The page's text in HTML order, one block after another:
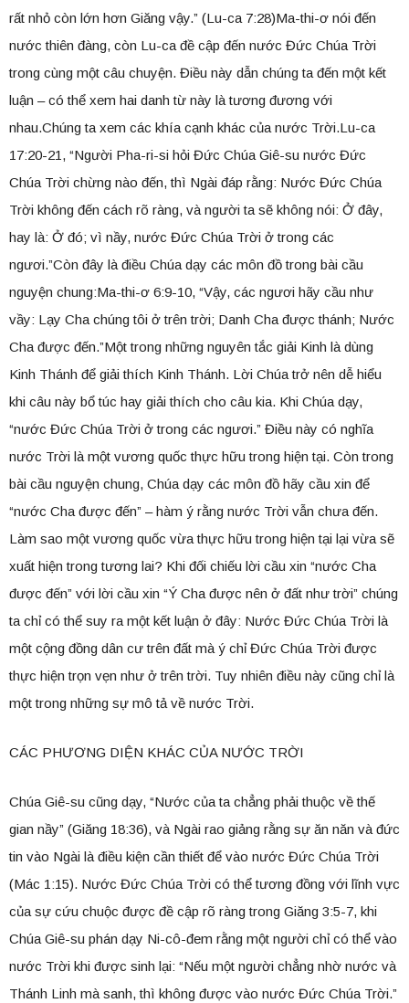
rất nhỏ còn lớn hơn Giăng vậy.” (Lu-ca 7:28)Ma-thi-ơ nói đến
nước thiên đàng, còn Lu-ca đề cập đến nước Đức Chúa Trời
trong cùng một câu chuyện. Điều này dẫn chúng ta đến một kết
luận – có thể xem hai danh từ này là tương đương với
nhau.Chúng ta xem các khía cạnh khác của nước Trời.Lu-ca
17:20-21, “Người Pha-ri-si hỏi Đức Chúa Giê-su nước Đức
Chúa Trời chừng nào đến, thì Ngài đáp rằng: Nước Đức Chúa
Trời không đến cách rõ ràng, và người ta sẽ không nói: Ở đây,
hay là: Ở đó; vì nầy, nước Đức Chúa Trời ở trong các
ngươi.”Còn đây là điều Chúa dạy các môn đồ trong bài cầu
nguyện chung:Ma-thi-ơ 6:9-10, “Vậy, các ngươi hãy cầu như
vầy: Lạy Cha chúng tôi ở trên trời; Danh Cha được thánh; Nước
Cha được đến.”Một trong những nguyên tắc giải Kinh là dùng
Kinh Thánh để giải thích Kinh Thánh. Lời Chúa trở nên dễ hiểu
khi câu này bổ túc hay giải thích cho câu kia. Khi Chúa dạy,
“nước Đức Chúa Trời ở trong các ngươi.” Điều này có nghĩa
nước Trời là một vương quốc thực hữu trong hiện tại. Còn trong
bài cầu nguyện chung, Chúa dạy các môn đồ hãy cầu xin để
“nước Cha được đến” – hàm ý rằng nước Trời vẫn chưa đến.
Làm sao một vương quốc vừa thực hữu trong hiện tại lại vừa sẽ
xuất hiện trong tương lai? Khi đối chiếu lời cầu xin “nước Cha
được đến” với lời cầu xin “Ý Cha được nên ở đất như trời” chúng
ta chỉ có thể suy ra một kết luận ở đây: Nước Đức Chúa Trời là
một cộng đồng dân cư trên đất mà ý chỉ Đức Chúa Trời được
thực hiện trọn vẹn như ở trên trời. Tuy nhiên điều này cũng chỉ là
một trong những sự mô tả về nước Trời.
CÁC PHƯƠNG DIỆN KHÁC CỦA NƯỚC TRỜI
Chúa Giê-su cũng dạy, “Nước của ta chẳng phải thuộc về thế
gian nầy” (Giăng 18:36), và Ngài rao giảng rằng sự ăn năn và đức
tin vào Ngài là điều kiện cần thiết để vào nước Đức Chúa Trời
(Mác 1:15). Nước Đức Chúa Trời có thể tương đồng với lĩnh vực
của sự cứu chuộc được đề cập rõ ràng trong Giăng 3:5-7, khi
Chúa Giê-su phán dạy Ni-cô-đem rằng một người chỉ có thể vào
nước Trời khi được sinh lại: “Nếu một người chẳng nhờ nước và
Thánh Linh mà sanh, thì không được vào nước Đức Chúa Trời.”